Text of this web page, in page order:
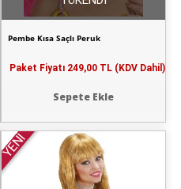
Pembe Kısa Saçlı Peruk
Paket Fiyatı 249,00 TL (KDV Dahil)
Sepete Ekle
YENİ